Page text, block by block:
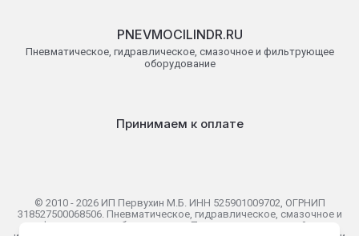
PNEVMOCILINDR.RU
Пневматическое, гидравлическое, смазочное и фильтрующее
оборудование
Принимаем к оплате
© 2010 - 2026 ИП Первухин М.Б. ИНН 525901009702, ОГРНИП
318527500068506. Пневматическое, гидравлическое, смазочное и
фильтрующее оборудование. Представленная на сайте